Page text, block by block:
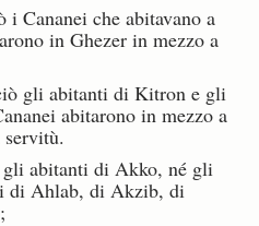
i Cananei che abitavano a
in Ghezer in mezzo a
gli abitanti di Kitron e gli
abitarono in mezzo a
gli abitanti di Akko, né gli
di Ahlab, di Akzib, di